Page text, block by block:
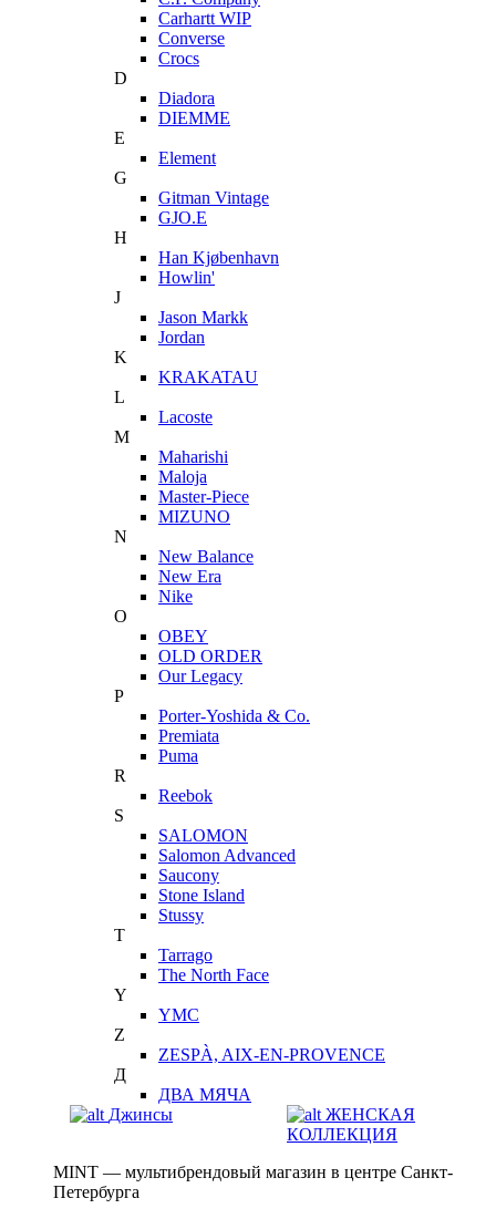
Carhartt WIP
Converse
Crocs
D
Diadora
DIEMME
E
Element
G
Gitman Vintage
GJO.E
H
Han Kjøbenhavn
Howlin'
J
Jason Markk
Jordan
K
KRAKATAU
L
Lacoste
M
Maharishi
Maloja
Master-Piece
MIZUNO
N
New Balance
New Era
Nike
O
OBEY
OLD ORDER
Our Legacy
P
Porter-Yoshida & Co.
Premiata
Puma
R
Reebok
S
SALOMON
Salomon Advanced
Saucony
Stone Island
Stussy
T
Tarrago
The North Face
Y
YMC
Z
ZESPÀ, AIX-EN-PROVENCE
Д
ДВА МЯЧА
Джинсы
ЖЕНСКАЯ
КОЛЛЕКЦИЯ
MINT — мультибрендовый магазин в центре Санкт-
Петербурга